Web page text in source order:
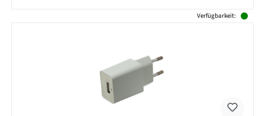
Verfügbarkeit: